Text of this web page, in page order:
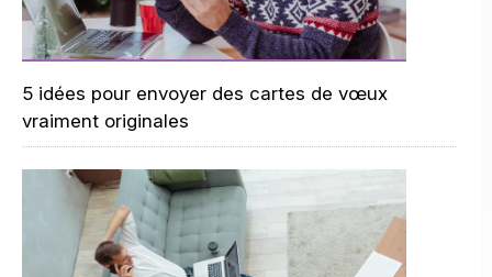
5 idées pour envoyer des cartes de vœux
vraiment originales